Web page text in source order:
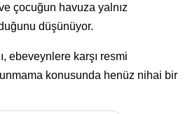
çocuğun havuza yalnız
düşünüyor.
ebeveynlere karşı resmi
konusunda henüz nihai bir